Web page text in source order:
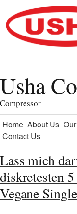
Usha
Compressor
Home About Us
Contact Us
Lass mich
diskretesten
Vegane